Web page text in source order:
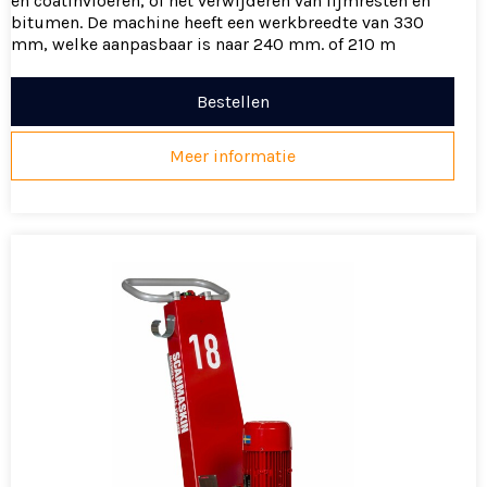
bitumen. De machine heeft een werkbreedte van 330
mm, welke aanpasbaar is naar 240 mm. of 210 m
Bestellen
Meer informatie